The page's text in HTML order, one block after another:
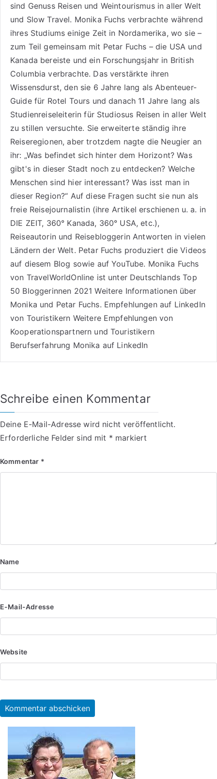
sind Genuss Reisenund Weintourismusin aller Welt
und Slow Travel. Monika Fuchs verbrachte während
ihres Studiums einige Zeit in Nordamerika, wo sie –
zum Teil gemeinsam mit Petar Fuchs – die USA und
Kanada bereiste und ein Forschungsjahr in British
Columbia verbrachte. Das verstärkte ihren
Wissensdurst, den sie 6 Jahre lang als Abenteuer-
Guide für Rotel Tours und danach 11 Jahre lang als
Studienreiseleiterin für Studiosus Reisen in aller Welt
zu stillen versuchte. Sie erweiterte ständig ihre
Reiseregionen, aber trotzdem nagte die Neugier an
ihr: „Was befindet sich hinter dem Horizont? Was
gibt's in dieser Stadt noch zu entdecken? Welche
Menschen sind hier interessant? Was isst man in
dieser Region?“ Auf diese Fragen sucht sie nun als
freie Reisejournalistin (ihre Artikel erschienen u. a. in
DIE ZEIT, 360° Kanada, 360° USA, etc.),
Reiseautorinund Reisebloggerin Antworten in vielen
Ländern der Welt. Petar Fuchs produziert die Videos
auf diesem Blog sowie aufYouTube. Monika Fuchs
von TravelWorldOnline ist unter Deutschlands Top
50 Bloggerinnen 2021 Weitere Informationen über
Monika und Petar Fuchs. Empfehlungen auf LinkedIn
von Touristikern Weitere Empfehlungen von
Kooperationspartnern und Touristikern
Berufserfahrung Monika auf LinkedIn
Schreibe einen Kommentar
Deine E-Mail-Adresse wird nicht veröffentlicht.
Erforderliche Felder sind mit * markiert
Kommentar *
Name
E-Mail-Adresse
Website